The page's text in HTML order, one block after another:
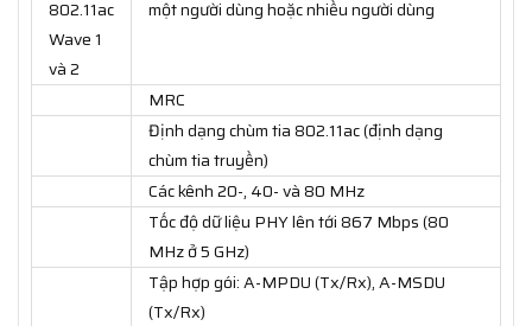
802.11ac
Wave 1
và 2
một người dùng hoặc nhiều người dùng
MRC
Định dạng chùm tia 802.11ac (định dạng
chùm tia truyền)
Các kênh 20-, 40- và 80 MHz
Tốc độ dữ liệu PHY lên tới 867 Mbps (80
MHz ở 5 GHz)
Tập hợp gói: A-MPDU (Tx/Rx), A-MSDU
(Tx/Rx)